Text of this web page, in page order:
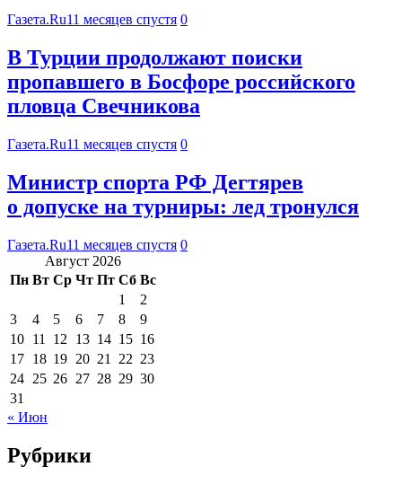
Газета.Ru11 месяцев спустя 0
В Турции продолжают поиски
пропавшего в Босфоре российского
пловца Свечникова
Газета.Ru11 месяцев спустя 0
Министр спорта РФ Дегтярев
о допуске на турниры: лед тронулся
Газета.Ru11 месяцев спустя 0
Август 2026
Пн Вт Ср Чт Пт Сб Вс
1
2
3
4 5 6 7 8
9
10 11 12 13 14 15 16
17 18 19 20 21 22 23
24 25 26 27 28 29 30
31
« Июн
Рубрики